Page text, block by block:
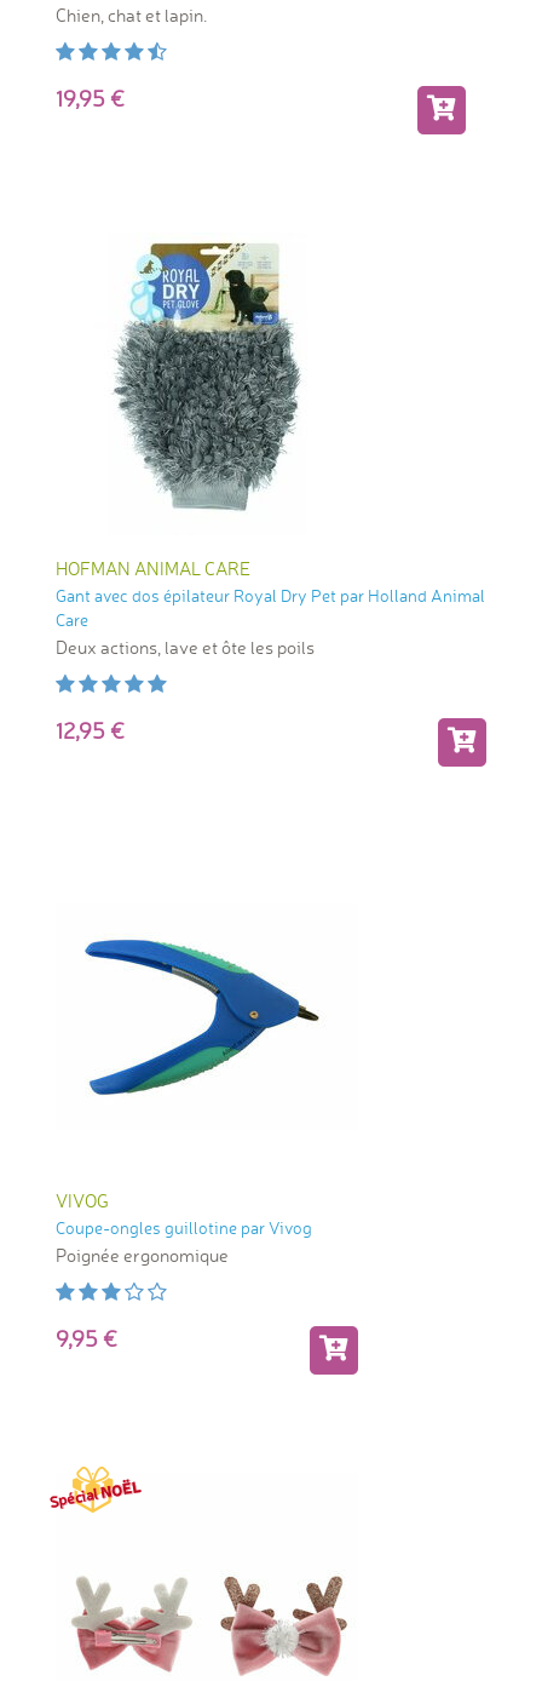
Chien, chat et lapin.
19,95
HOFMAN ANIMAL CARE
Gant avec dos épilateur Royal Dry Pet par Holland Animal
Care
Deux actions, lave et ôte les poils
12,95
VIVOG
Coupe-ongles guillotine par Vivog
Poignée ergonomique
9,95